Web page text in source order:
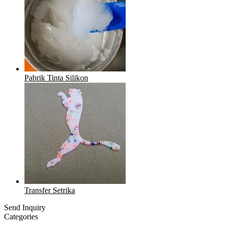
Pabrik Tinta Silikon
Transfer Setrika
Send Inquiry
Categories